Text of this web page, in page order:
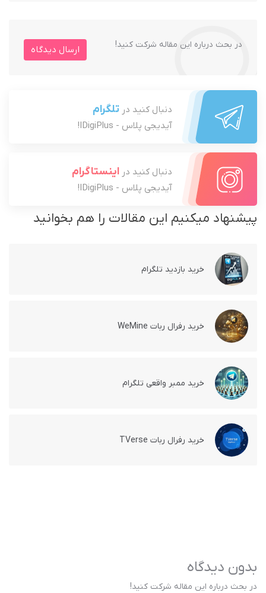
در بحث درباره این مقاله شرکت کنید! ارسال دیدگاه
دنبال کنید در تلگرام
آیدیجی پلاس - IDigiPlus!
دنبال کنید در اینستاگرام
آیدیجی پلاس - IDigiPlus!
پیشنهاد میکنیم این مقالات را هم بخوانید
خرید بازدید تلگرام
خرید رفرال ربات WeMine
خرید ممبر واقعی تلگرام
خرید رفرال ربات TVerse
بدون دیدگاه
در بحث درباره این مقاله شرکت کنید!